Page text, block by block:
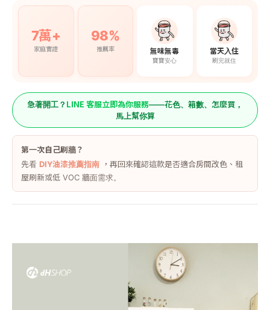
7萬+
家庭實證
98%
推薦率 無味無毒
寶寶安心
當天入住
刷完就住
急著開工？ LINE 客服立即為你服務——花色、箱數、怎麼買，
馬上幫你算
第一次自己刷牆？
先看 DIY油漆推薦指南 ，再回來確認這款是否適合房間改色、租
屋刷新或低 VOC 牆面需求。